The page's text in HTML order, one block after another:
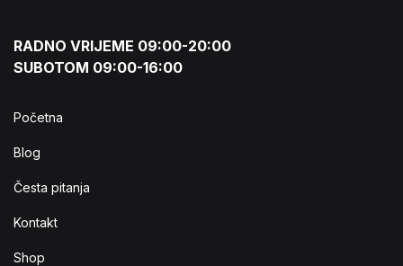
RADNO VRIJEME 09:00-20:00
SUBOTOM 09:00-16:00
Početna
Blog
Česta pitanja
Kontakt
Shop